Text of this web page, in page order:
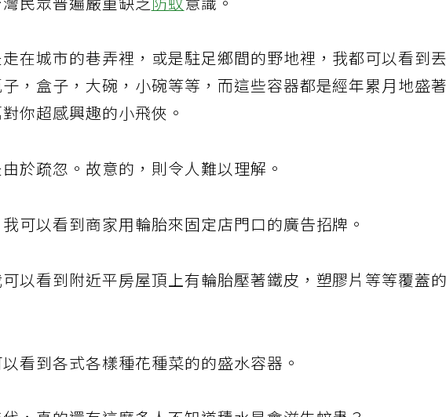
民眾普遍嚴重缺乏防蚊意識。
在城市的巷弄裡，或是駐足鄉間的野地裡，我都可以看到丟
，盒子，大碗，小碗等等，而這些容器都是經年累月地盛著
你超感興趣的小飛俠。
於疏忽。故意的，則令人難以理解。
可以看到商家用輪胎來固定店門口的廣告招牌。
以看到附近平房屋頂上有輪胎壓著鐵皮，塑膠片等等覆蓋的
看到各式各樣種花種菜的的盛水容器。